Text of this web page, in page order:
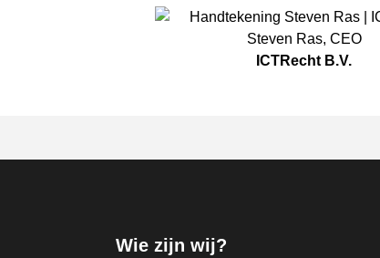
Steven Ras, CEO
ICTRecht B.V.
Wie zijn wij?